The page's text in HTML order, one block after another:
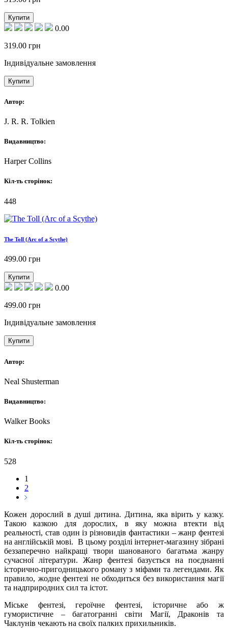
Купити
0.00
319.00 грн
Індивідуальне замовлення
Купити
Автор:
J. R. R. Tolkien
Видавництво:
Harper Collins
Кіл-ть сторінок:
448
The Toll (Arc of a Scythe)
499.00 грн
Купити
0.00
499.00 грн
Індивідуальне замовлення
Купити
Автор:
Neal Shusterman
Видавництво:
Walker Books
Кіл-ть сторінок:
528
1
2
Кожен дорослий в душі дитина. Дитина, яка вірить у казку.
Такою казкою для дорослих, в яку можна втекти від
реальності, став один із різновидів фантастики – жанр фентезі
на англійській мові. В цьому розділі інтернет-магазину зібрані
беззаперечно найкращі твори шанованого багатьма жанру
сучасної літератури. Жанр фентезі базується на поєднанні
історично-пригодницького роману з міфами та легендами. Як
правило, жодне фентезі не обходиться без використання магії
та надприродних сил та істот.
Міське фентезі, героїчне фентезі, історичне або ж
гумористичне – багатогранні світи Магії, Драконів та
Чаклунів чекають на своїх палких прихильників.